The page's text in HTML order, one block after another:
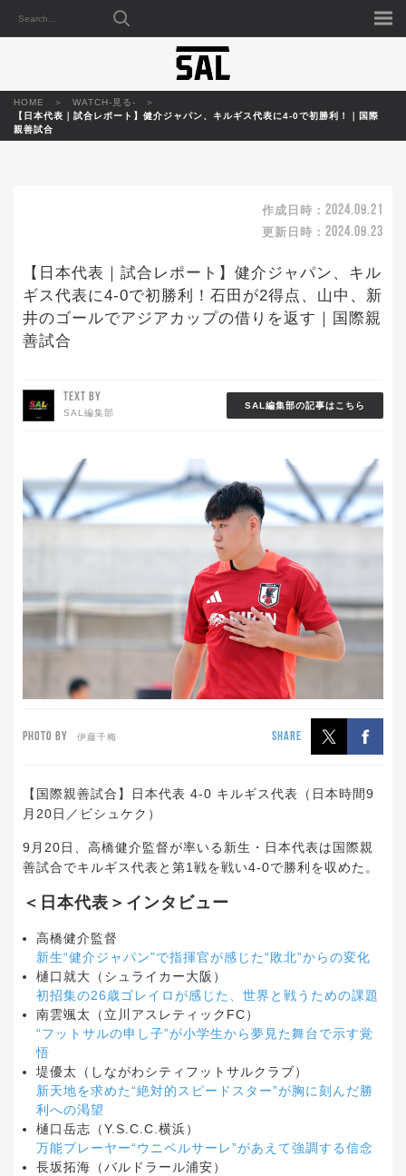
HOME
WATCH-見る-
【日本代表｜試合レポート】健介ジャパン、キルギス代表に4-0で初勝利！｜国際
親善試合
作成日時： 2024.09.21
更新日時： 2024.09.23
【日本代表｜試合レポート】健介ジャパン、キル
ギス代表に4-0で初勝利！石田が2得点、山中、新
井のゴールでアジアカップの借りを返す｜国際親
善試合
TEXT BY
SAL編集部
SAL編集部の記事はこちら
PHOTO BY 伊藤千梅 SHARE
【国際親善試合】日本代表 4-0 キルギス代表（日本時間9
月20日／ビシュケク）
9月20日、高橋健介監督が率いる新生・日本代表は国際親
善試合でキルギス代表と第1戦を戦い4-0で勝利を収めた。
＜日本代表＞インタビュー
高橋健介監督
新生“健介ジャパン”で指揮官が感じた“敗北”からの変化
樋口就大（シュライカー大阪）
初招集の26歳ゴレイロが感じた、世界と戦うための課題
南雲颯太（立川アスレティックFC）
“フットサルの申し子”が小学生から夢見た舞台で示す覚
悟
堤優太（しながわシティフットサルクラブ）
新天地を求めた“絶対的スピードスター”が胸に刻んだ勝
利への渇望
樋口岳志（Y.S.C.C.横浜）
万能プレーヤー“ウニベルサーレ”があえて強調する信念
長坂拓海（バルドラール浦安）